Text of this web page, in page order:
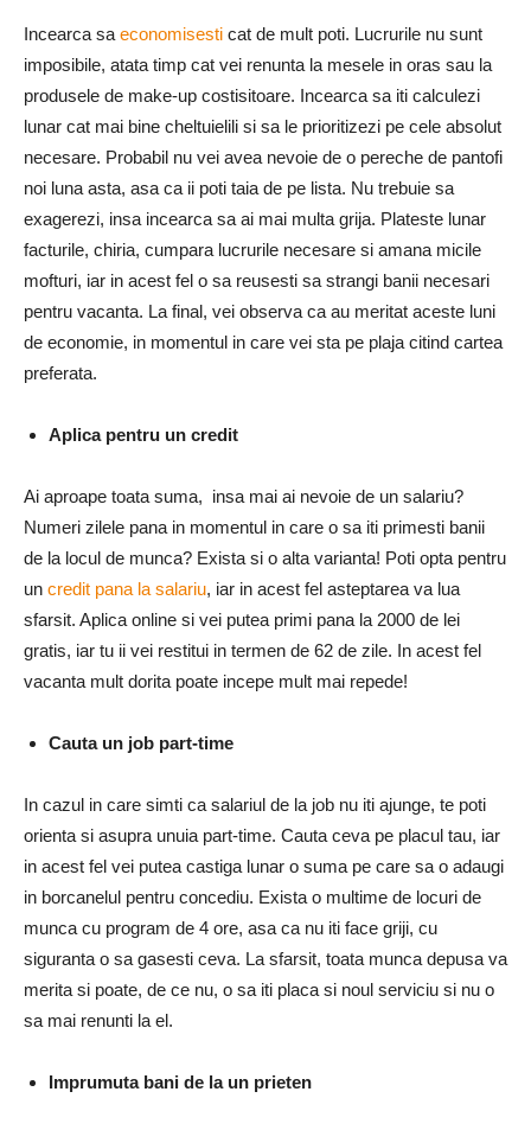
Incearca sa economisesti cat de mult poti. Lucrurile nu sunt
imposibile, atata timp cat vei renunta la mesele in oras sau la
produsele de make-up costisitoare. Incearca sa iti calculezi
lunar cat mai bine cheltuielili si sa le prioritizezi pe cele absolut
necesare. Probabil nu vei avea nevoie de o pereche de pantofi
noi luna asta, asa ca ii poti taia de pe lista. Nu trebuie sa
exagerezi, insa incearca sa ai mai multa grija. Plateste lunar
facturile, chiria, cumpara lucrurile necesare si amana micile
mofturi, iar in acest fel o sa reusesti sa strangi banii necesari
pentru vacanta. La final, vei observa ca au meritat aceste luni
de economie, in momentul in care vei sta pe plaja citind cartea
preferata.
Aplica pentru un credit
Ai aproape toata suma, insa mai ai nevoie de un salariu?
Numeri zilele pana in momentul in care o sa iti primesti banii
de la locul de munca? Exista si o alta varianta! Poti opta pentru
un credit pana la salariu, iar in acest fel asteptarea va lua
sfarsit. Aplica online si vei putea primi pana la 2000 de lei
gratis, iar tu ii vei restitui in termen de 62 de zile. In acest fel
vacanta mult dorita poate incepe mult mai repede!
Cauta un job part-time
In cazul in care simti ca salariul de la job nu iti ajunge, te poti
orienta si asupra unuia part-time. Cauta ceva pe placul tau, iar
in acest fel vei putea castiga lunar o suma pe care sa o adaugi
in borcanelul pentru concediu. Exista o multime de locuri de
munca cu program de 4 ore, asa ca nu iti face griji, cu
siguranta o sa gasesti ceva. La sfarsit, toata munca depusa va
merita si poate, de ce nu, o sa iti placa si noul serviciu si nu o
sa mai renunti la el.
Imprumuta bani de la un prieten